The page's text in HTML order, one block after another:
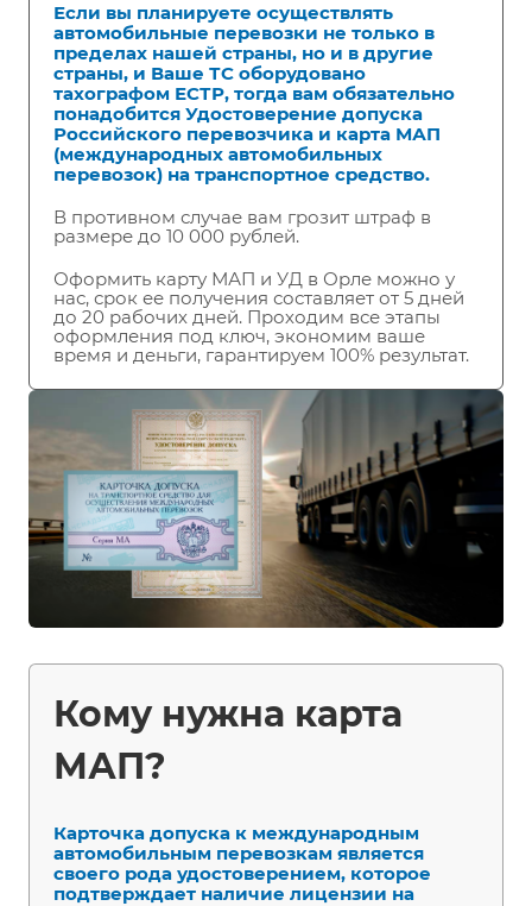
Если вы планируете осуществлять
автомобильные перевозки не только в
пределах нашей страны, но и в другие
страны, и Ваше ТС оборудовано
тахографом ЕСТР, тогда вам обязательно
понадобится Удостоверение допуска
Российского перевозчика и карта МАП
(международных автомобильных
перевозок) на транспортное средство.
В противном случае вам грозит штраф в
размере до 10 000 рублей.
Оформить карту МАП и УД в Орле можно у
нас, срок ее получения составляет от 5 дней
до 20 рабочих дней. Проходим все этапы
оформления под ключ, экономим ваше
время и деньги, гарантируем 100% результат.
Кому нужна карта
МАП?
Карточка допуска к международным
автомобильным перевозкам является
своего рода удостоверением, которое
подтверждает наличие лицензии на